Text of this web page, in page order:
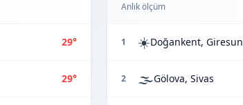
29°
29°
Anlık ölçüm
1 ☀️Doğankent, Giresun
2 🌫️Gölova, Sivas